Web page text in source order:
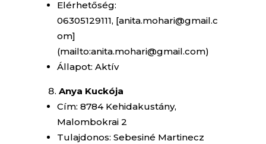
Elérhetőség:
06305129111, [anita.mohari@gmail.c
om]
(mailto:anita.mohari@gmail.com)
Állapot: Aktív
Anya Kuckója
Cím: 8784 Kehidakustány,
Malombokrai 2
Tulajdonos: Sebesiné Martinecz